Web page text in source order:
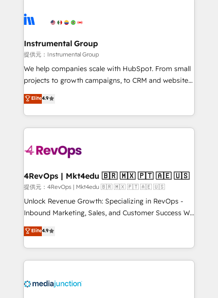
agency for an Ops problem. Don't hire a technical
agency for a growth problem. Hire a partner built to
Elite Partners with 10+ years of HubSpot experience
Premier Partner 2023 🌟5 HubSpot Accreditations 🌟
Won HubSpot Theme Challenge 2021 🌟INBOUND’19
HubSpot Rising Star Why us? Harnessing the full
potential of the powerful HubSpot CRM. ✔️A team of
HubSpot experience ✔️Flexible pricing models —
Hourly-fee (assigned one Dedicated HubSpot
requirement). ✔️Helped over 25,000+ customers so
far with our HubSpot solutions. ✔️Bespoke apps &
on-demand bundle services. Connect with us today!
Instrumental Group
提供元：Instrumental Group
We help companies scale with HubSpot. From small
projects to growth campaigns, to CRM and websites.
Hire an agency that's experienced in every inch of
HubSpot and willing to work hand-in-hand with your
team to simplify the complex and build a better
experience for your team and customers.
Elite4.9
4RevOps | Mkt4edu 🇧🇷 🇲🇽 🇵🇹 🇦🇪 🇺🇸
提供元：4RevOps | Mkt4edu 🇧🇷 🇲🇽 🇵🇹 🇦🇪 🇺🇸
Unlock Revenue Growth: Specializing in RevOps -
Inbound Marketing, Sales, and Customer Success We
specialize in driving revenue growth for companies
across industries through tailored marketing, sales,
and customer success strategies, utilizing RevOps
methodologies. As Latin America's largest HubSpot
offer unparalleled insights. Operating in five
Elite4.9